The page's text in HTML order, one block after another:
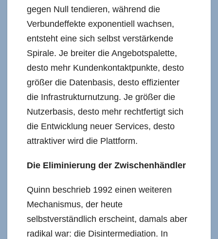
gegen Null tendieren, während die
Verbundeffekte exponentiell wachsen,
entsteht eine sich selbst verstärkende
Spirale. Je breiter die Angebotspalette,
desto mehr Kundenkontaktpunkte, desto
größer die Datenbasis, desto effizienter
die Infrastrukturnutzung. Je größer die
Nutzerbasis, desto mehr rechtfertigt sich
die Entwicklung neuer Services, desto
attraktiver wird die Plattform.
Die Eliminierung der Zwischenhändler
Quinn beschrieb 1992 einen weiteren
Mechanismus, der heute
selbstverständlich erscheint, damals aber
radikal war: die Disintermediation. In